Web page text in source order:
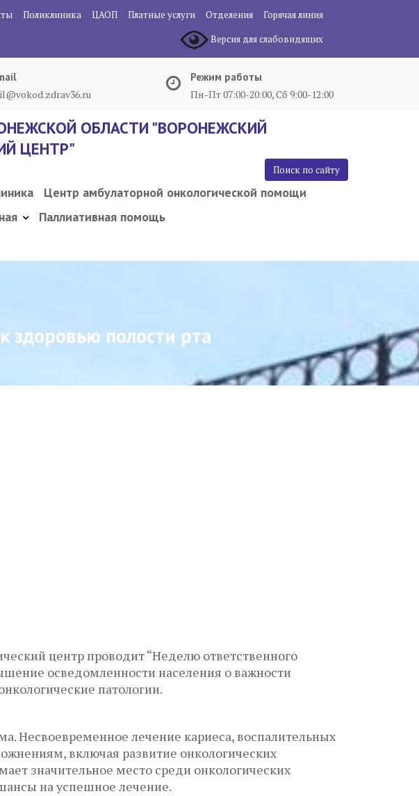
Поликлиника ЦАОП Платные услуги Отделения
Горячая линия
Версия для слабовидящих
Режим работы
Пн-Пт 07:00-20:00, Сб 9:00-12:00
ОБЛАСТИ "ВОРОНЕЖСКИЙ
ЦЕНТР"
Поиск по сайту
Центр амбулаторной онкологической помощи
Паллиативная помощь
здоровью полости рта
центр проводит “Неделю ответственного
осведомленности населения о важности
патологии.
Несвоевременное лечение кариеса, воспалительных
включая развитие онкологических
значительное место среди онкологических
на успешное лечение.